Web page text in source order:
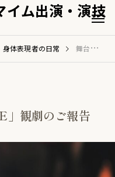
イム出演・演技
身体表現者の日常 舞台「BREATH TRIPLE」観劇のご報告
観劇のご報告